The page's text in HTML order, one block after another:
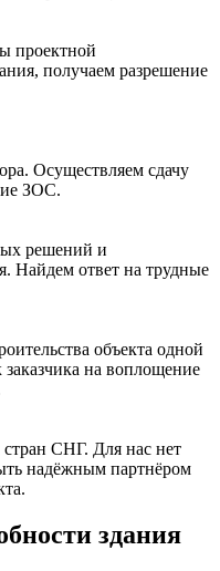
проектной
получаем разрешение
Осуществляем сдачу
ЗОС.
решений и
Найдем ответ на трудные
объекта одной
на воплощение
СНГ. Для нас нет
надёжным партнёром
здания